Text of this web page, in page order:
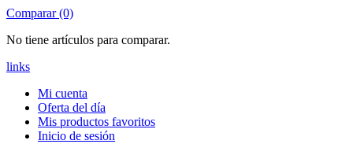
Comparar (0)
No tiene artículos para comparar.
links
Mi cuenta
Oferta del día
Mis productos favoritos
Inicio de sesión